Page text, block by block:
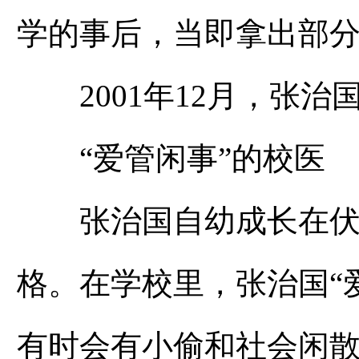
学的事后，当即拿出部
2001年12月，张治国
“爱管闲事”的校医
张治国自幼成长在伏
格。在学校里，张治国“
有时会有小偷和社会闲